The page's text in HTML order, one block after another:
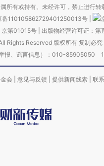
有或持有。未经许可，禁止进行转
备110105862729401250013号
京第01015号| 出版物经营许可证：第
Rights Reserved 版权所有 复制必究
报、谣言信息）：010-85905050
会 意见与反馈 提供新闻线索 联